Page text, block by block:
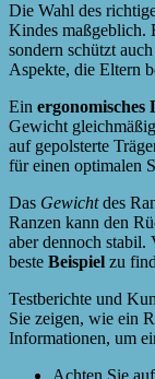
Die Wahl des
Kindes maßgeblich.
sondern schützt
Aspekte, die Eltern
Ein ergonomisches
Gewicht
auf gepolsterte
für einen optimalen
Das Gewichtdes
Ranzen kann den
aber dennoch stabil.
beste Beispiel zu
Testberichte und
Sie zeigen, wie ein
Informationen, um